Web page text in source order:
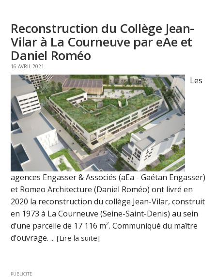
Reconstruction du Collège Jean-
Vilar à La Courneuve par eAe et
Daniel Roméo
16 AVRIL 2021
Les
agences Engasser & Associés (aEa - Gaétan Engasser)
et Romeo Architecture (Daniel Roméo) ont livré en
2020 la reconstruction du collège Jean-Vilar, construit
en 1973 à La Courneuve (Seine-Saint-Denis) au sein
d’une parcelle de 17 116 m². Communiqué du maître
d’ouvrage. ...[Lire la suite]
PUBLICITE